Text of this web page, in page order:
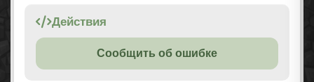
Действия
Сообщить об ошибке